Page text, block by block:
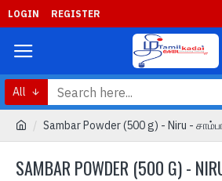
LOGIN REGISTER
All
Sambar Powder (500 g) - Niru -
SAMBAR POWDER (500 G) -